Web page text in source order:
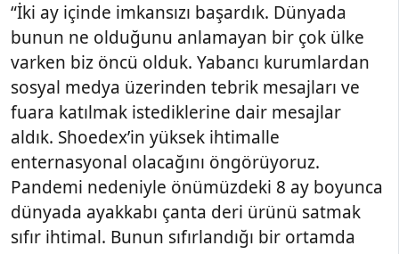
“İki ay içinde imkansızı başardık. Dünyada
bunun ne olduğunu anlamayan bir çok ülke
varken biz öncü olduk. Yabancı kurumlardan
sosyal medya üzerinden tebrik mesajları ve
fuara katılmak istediklerine dair mesajlar
aldık. Shoedex’in yüksek ihtimalle
enternasyonal olacağını öngörüyoruz.
Pandemi nedeniyle önümüzdeki 8 ay boyunca
dünyada ayakkabı çanta deri ürünü satmak
sıfır ihtimal. Bunun sıfırlandığı bir ortamda